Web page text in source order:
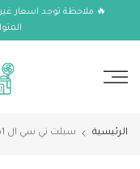
الانتقال🔥 ملاحظة توجد اسعار غير
الرئيسية سبلت تي سي ال 1طن انفيرتر موديلTPH